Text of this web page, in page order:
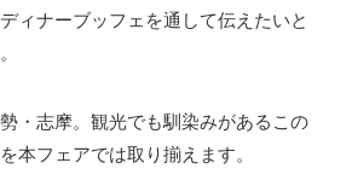
ィナーブッフェを通して伝えたいと
・志摩。観光でも馴染みがあるこの
本フェアでは取り揃えます。